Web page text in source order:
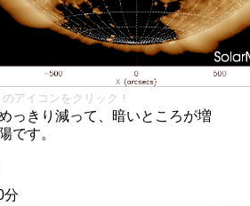
アイコンをクリック！
っきり減って、暗いところが増
です。
分